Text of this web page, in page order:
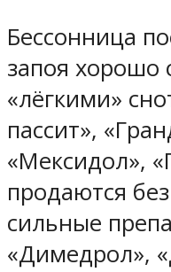
Бессонница
запоя хорошо
«лёгкими»
пассит»,
«Мексидол»,
продаются
сильные
«Димедрол»,